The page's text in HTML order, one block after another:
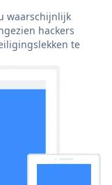
waarschijnlijk
hackers
te